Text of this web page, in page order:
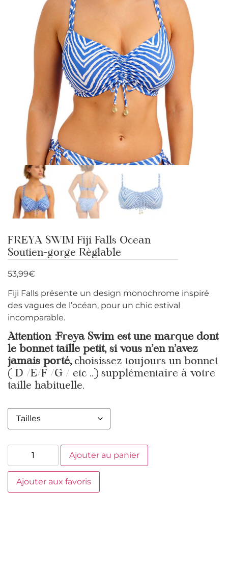
FREYA SWIM Fiji Falls Ocean
Soutien-gorge Règlable
53,99€
Fiji Falls présente un design monochrome inspiré
des vagues de l’océan, pour un chic estival
incomparable.
Attention :Freya Swim est une marque dont
le bonnet taille petit, si vous n’en n’avez
jamais porté, choisissez toujours un bonnet
( D /E/F /G / etc ..) supplémentaire à votre
taille habituelle.
Ajouter au panier
Ajouter aux favoris